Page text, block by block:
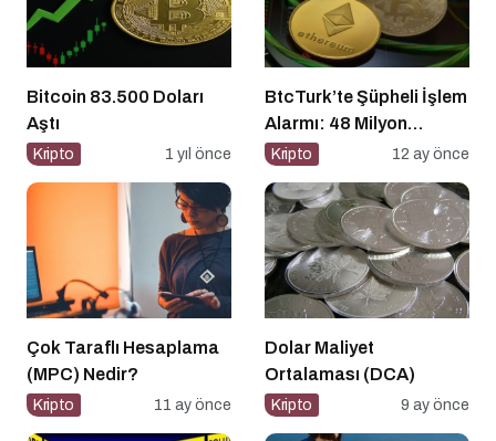
Bitcoin 83.500 Doları
Aştı
Kripto 1 yıl önce
BtcTurk’te Şüpheli İşlem
Alarmı: 48 Milyon
Dolarlık Çıkış İddiası
Kripto 12 ay önce
Çok Taraflı Hesaplama
(MPC) Nedir?
Kripto 11 ay önce
Dolar Maliyet
Ortalaması (DCA)
Kripto 9 ay önce